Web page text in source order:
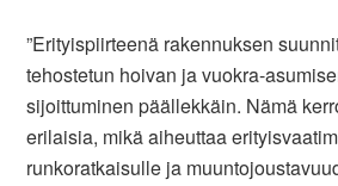
”Erityispiirteenä rakennuksen
tehostetun hoivan ja vuokra-
sijoittuminen päällekkäin. Nämä
erilaisia, mikä aiheuttaa
runkoratkaisulle ja